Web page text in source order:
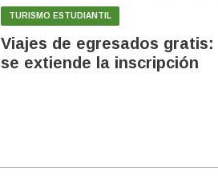
TURISMO ESTUDIANTIL
Viajes de egresados gratis:
se extiende la inscripción